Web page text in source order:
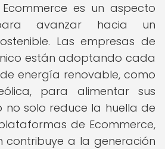
es un aspecto
avanzar hacia un
Las empresas de
están adoptando cada
energía renovable, como
para alimentar sus
no solo reduce la huella de
de Ecommerce,
contribuye a la generación